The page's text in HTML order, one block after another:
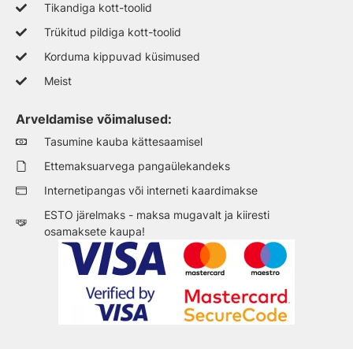
Tikandiga kott-toolid
Trükitud pildiga kott-toolid
Korduma kippuvad küsimused
Meist
Arveldamise võimalused:
Tasumine kauba kättesaamisel
Ettemaksuarvega pangaülekandeks
Internetipangas või interneti kaardimakse
ESTO järelmaks - maksa mugavalt ja kiiresti
osamaksete kaupa!